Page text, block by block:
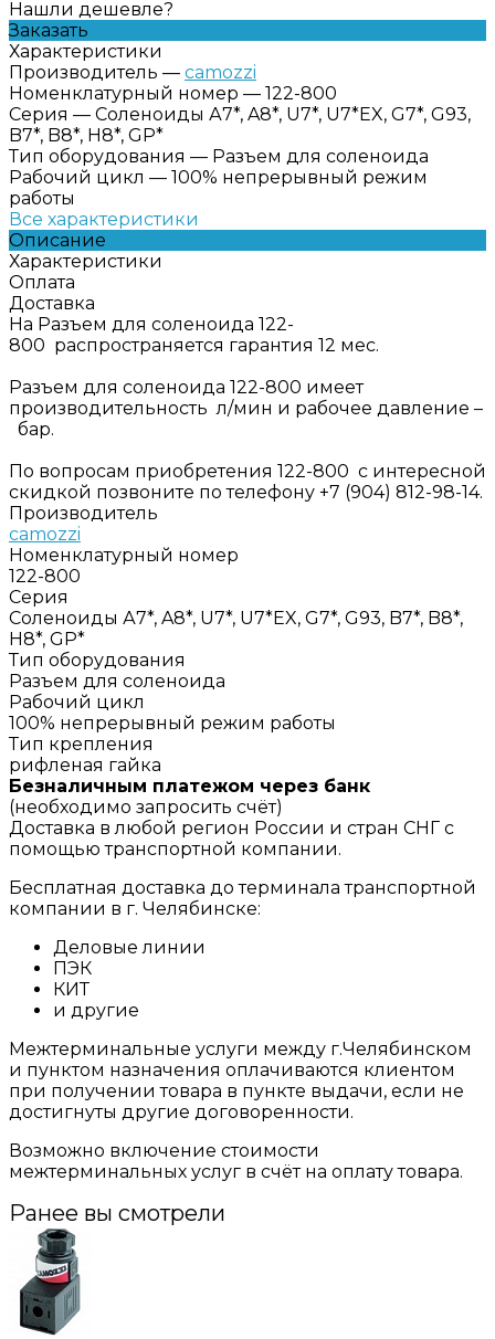
Нашли дешевле?
Заказать
Характеристики
Производитель — camozzi
Номенклатурный номер — 122-800
Серия — Соленоиды А7*, A8*, U7*, U7*EX, G7*, G93,
B7*, B8*, H8*, GP*
Тип оборудования — Разъем для соленоида
Рабочий цикл — 100% непрерывный режим
работы
Все характеристики
Описание
Характеристики
Оплата
Доставка
На Разъем для соленоида 122-
800 распространяется гарантия 12 мес.
Разъем для соленоида 122-800 имеет
производительность л/мин и рабочее давление –
бар.
По вопросам приобретения 122-800 с интересной
скидкой позвоните по телефону +7 (904) 812-98-14.
Производитель
camozzi
Номенклатурный номер
122-800
Серия
Соленоиды А7*, A8*, U7*, U7*EX, G7*, G93, B7*, B8*,
H8*, GP*
Тип оборудования
Разъем для соленоида
Рабочий цикл
100% непрерывный режим работы
Тип крепления
рифленая гайка
Безналичным платежом через банк
(необходимо запросить счёт)
Доставка в любой регион России и стран СНГ с
помощью транспортной компании.
Бесплатная доставка до терминала транспортной
компании в г. Челябинске:
Деловые линии
ПЭК
КИТ
и другие
Межтерминальные услуги между г.Челябинском
и пунктом назначения оплачиваются клиентом
при получении товара в пункте выдачи, если не
достигнуты другие договоренности.
Возможно включение стоимости
межтерминальных услуг в счёт на оплату товара.
Ранее вы смотрели